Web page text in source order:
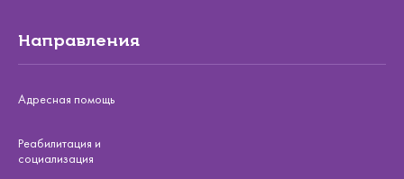
Направления
Адресная помощь
Реабилитация и
социализация